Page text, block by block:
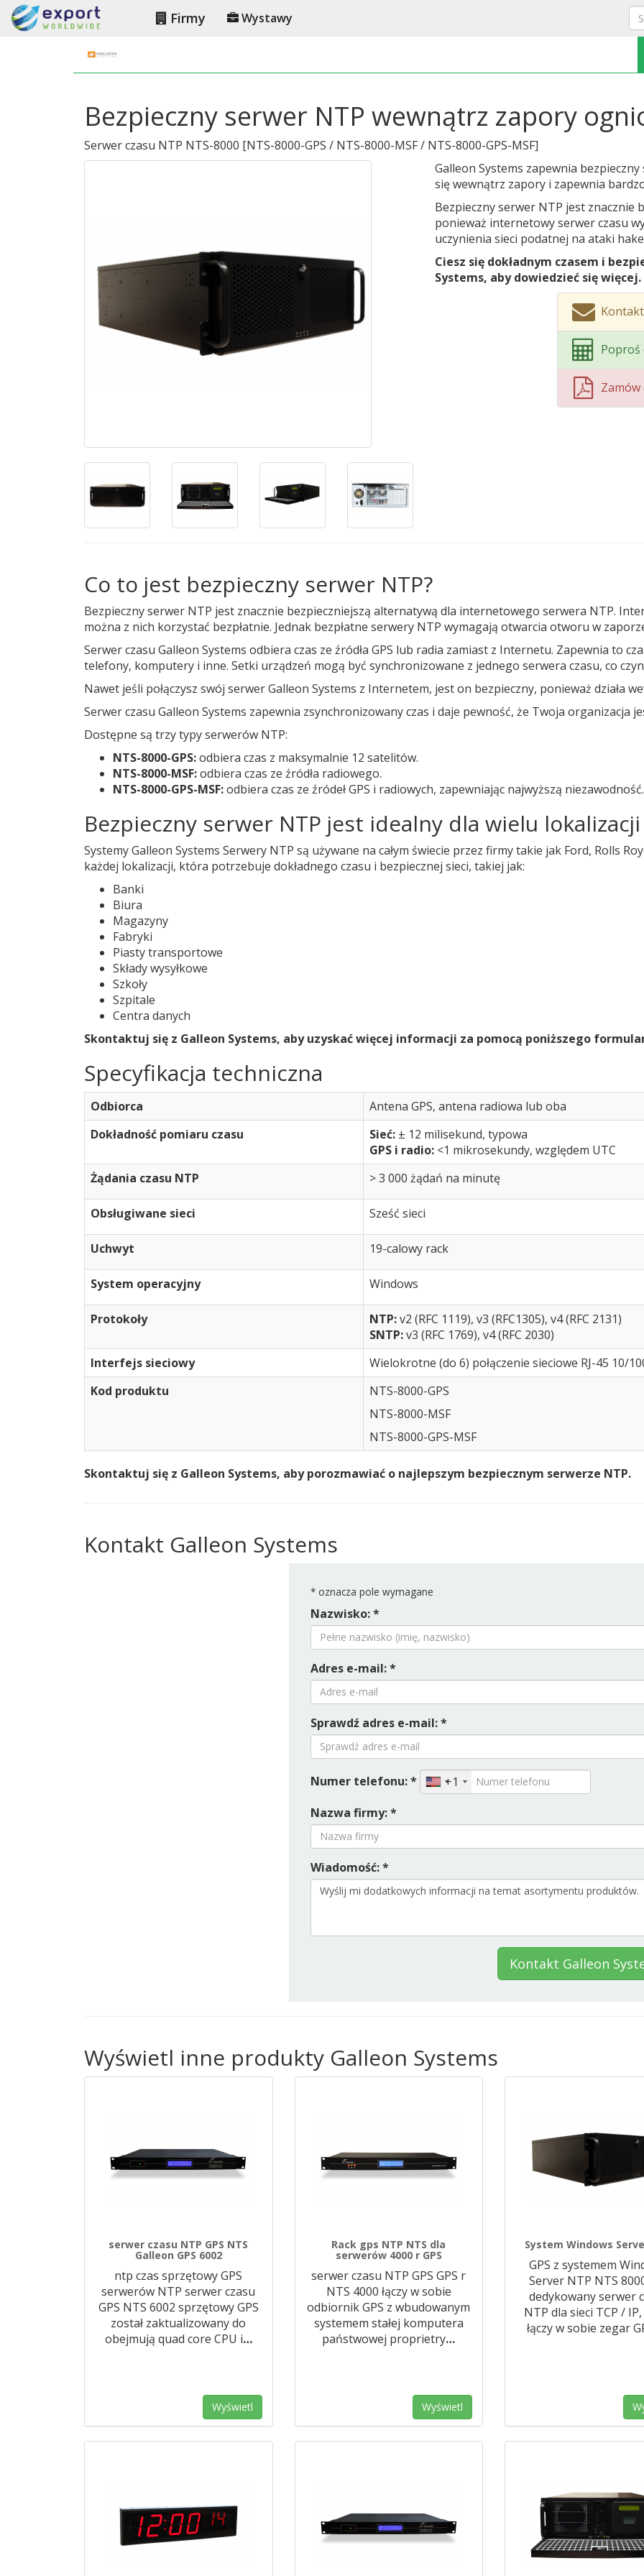
Firmy Wystawy
Bezpieczny serwer NTP wewnątrz zapory
Serwer czasu NTP NTS-8000 [NTS-8000-GPS / NTS-8000-MSF / NTS-8000-GPS-MSF]
Galleon Systems zapewnia
się wewnątrz zapory i zapewnia
Bezpieczny serwer NTP jest znacznie
ponieważ internetowy serwer czasu
uczynienia sieci podatnej na ataki
Ciesz się dokładnym czasem i
Systems, aby dowiedzieć się więcej.
Poproś
Co to jest bezpieczny serwer NTP?
Bezpieczny serwer NTP jest znacznie bezpieczniejszą alternatywą dla internetowego serwera NTP.
można z nich korzystać bezpłatnie. Jednak bezpłatne serwery NTP wymagają otwarcia otworu w
Serwer czasu Galleon Systems odbiera czas ze źródła GPS lub radia zamiast z Internetu. Zapewnia to
telefony, komputery i inne. Setki urządzeń mogą być synchronizowane z jednego serwera czasu, co
Nawet jeśli połączysz swój serwer Galleon Systems z Internetem, jest on bezpieczny, ponieważ działa
Serwer czasu Galleon Systems zapewnia zsynchronizowany czas i daje pewność, że Twoja organizacja
Dostępne są trzy typy serwerów NTP:
NTS-8000-GPS:odbiera czas z maksymalnie 12 satelitów.
NTS-8000-MSF:odbiera czas ze źródła radiowego.
NTS-8000-GPS-MSF:odbiera czas ze źródeł GPS i radiowych, zapewniając najwyższą niezawodność.
Bezpieczny serwer NTP jest idealny dla wielu lokalizacji
Systemy Galleon Systems Serwery NTP są używane na całym świecie przez firmy takie jak Ford, Rolls
każdej lokalizacji, która potrzebuje dokładnego czasu i bezpiecznej sieci, takiej jak:
Banki
Biura
Magazyny
Fabryki
Piasty transportowe
Składy wysyłkowe
Szkoły
Szpitale
Centra danych
Skontaktuj się z Galleon Systems, aby uzyskać więcej informacji za pomocą poniższego
Specyfikacja techniczna
Odbiorca
Antena GPS, antena radiowa lub oba
Dokładność pomiaru czasu
Sieć: ± 12 milisekund, typowa
GPS i radio: <1 mikrosekundy, względem UTC
Żądania czasu NTP
> 3 000 żądań na minutę
Obsługiwane sieci Sześć sieci
Uchwyt 19-calowy rack
System operacyjny Windows
Protokoły NTP:v2 (RFC 1119), v3 (RFC1305), v4 (RFC 2131)
SNTP:v3 (RFC 1769), v4 (RFC 2030)
Interfejs sieciowy
Wielokrotne (do 6) połączenie sieciowe RJ-45 10/
Kod produktu
NTS-8000-GPS
NTS-8000-MSF
NTS-8000-GPS-MSF
Skontaktuj się z Galleon Systems, aby porozmawiać o najlepszym bezpiecznym serwerze NTP.
Kontakt Galleon Systems
* oznacza pole wymagane
Nazwisko: *
Adres e-mail: *
Sprawdź adres e-mail: *
Numer telefonu: *
+1
Nazwa firmy: *
Wiadomość: *
Kontakt Galleon
Wyświetl inne produkty Galleon Systems
serwer czasu NTP GPS NTS
Galleon GPS 6002
ntp czas sprzętowy GPS
serwerów NTP serwer czasu
GPS NTS 6002 sprzętowy GPS
został zaktualizowany do
obejmują quad core CPU i…
Wyświetl
Rack gps NTP NTS dla
serwerów 4000 r GPS
serwer czasu NTP GPS GPS r
NTS 4000 łączy w sobie
odbiornik GPS z wbudowanym
systemem stałej komputera
państwowej proprietry…
Wyświetl
System Windows
GPS z systemem
Server NTP NTS
dedykowany serwer
NTP dla sieci TCP /
łączy w sobie zegar